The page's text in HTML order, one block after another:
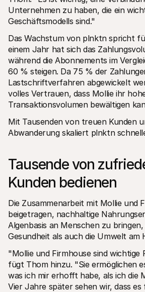
Unternehmen zu haben, die ein
Geschäftsmodells sind."
Das Wachstum von plnktn spricht
einem Jahr hat sich das
während die Abonnements im
60 % steigen. Da 75 % der
Lastschriftverfahren abgewickelt
volles Vertrauen, dass Mollie ihr
Transaktionsvolumen bewältigen
Mit Tausenden von treuen Kunden
Abwanderung skaliert plnktn
Tausende von
Kunden bedienen
Die Zusammenarbeit mit Mollie und
beigetragen, nachhaltige
Algenbasis an Menschen zu
Gesundheit als auch die Umwelt am
"Mollie und Firmhouse sind
fügt Thom hinzu. "Sie ermöglichen
was ich mir erhofft habe, als ich die
Vier Jahre später sehen wir, dass